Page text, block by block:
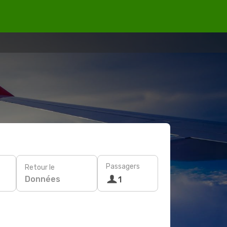
Retour le
Données
Passagers
1